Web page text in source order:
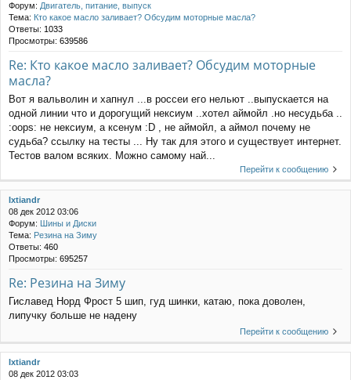
Форум: Двигатель, питание, выпуск
Тема: Кто какое масло заливает? Обсудим моторные масла?
Ответы: 1033
Просмотры: 639586
Re: Кто какое масло заливает? Обсудим моторные
масла?
Вот я вальволин и хапнул ...в россеи его нельют ..выпускается на
одной линии что и дорогущий нексиум ..хотел аймойл .но несудьба ..
:oops: не нексиум, а ксенум :D , не аймойл, а аймол почему не
судьба? ссылку на тесты ... Ну так для этого и существует интернет.
Тестов валом всяких. Можно самому най...
Перейти к сообщению
Ixtiandr
08 дек 2012 03:06
Форум: Шины и Диски
Тема: Резина на Зиму
Ответы: 460
Просмотры: 695257
Re: Резина на Зиму
Гиславед Норд Фрост 5 шип, гуд шинки, катаю, пока доволен,
липучку больше не надену
Перейти к сообщению
Ixtiandr
08 дек 2012 03:03